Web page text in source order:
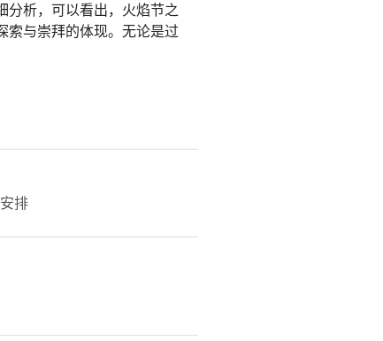
分析，可以看出，火焰节之
索与崇拜的体现。无论是过
排